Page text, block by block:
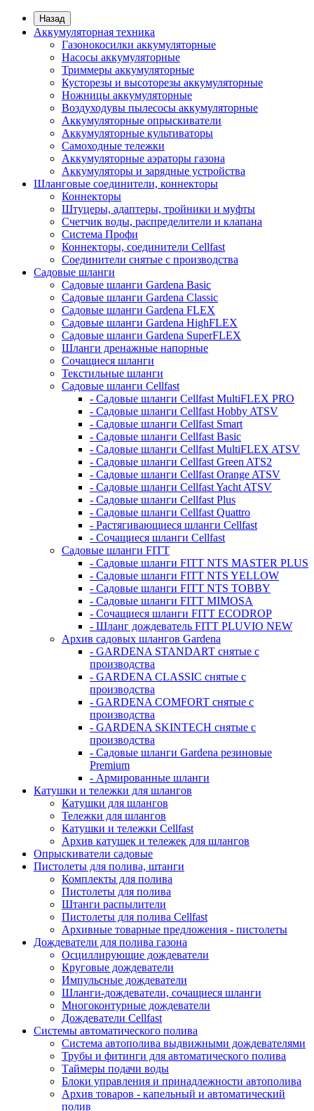
Назад
Аккумуляторная техника
Газонокосилки аккумуляторные
Насосы аккумуляторные
Триммеры аккумуляторные
Кусторезы и высоторезы аккумуляторные
Ножницы аккумуляторные
Воздуходувы пылесосы аккумуляторные
Аккумуляторные опрыскиватели
Аккумуляторные культиваторы
Самоходные тележки
Аккумуляторные аэраторы газона
Аккумуляторы и зарядные устройства
Шланговые соединители, коннекторы
Коннекторы
Штуцеры, адаптеры, тройники и муфты
Счетчик воды, распределители и клапана
Система Профи
Коннекторы, соединители Cellfast
Соединители снятые с производства
Садовые шланги
Садовые шланги Gardena Basic
Садовые шланги Gardena Classic
Садовые шланги Gardena FLEX
Садовые шланги Gardena HighFLEX
Садовые шланги Gardena SuperFLEX
Шланги дренажные напорные
Сочащиеся шланги
Текстильные шланги
Садовые шланги Cellfast
- Садовые шланги Cellfast MultiFLEX PRO
- Садовые шланги Cellfast Hobby ATSV
- Садовые шланги Cellfast Smart
- Садовые шланги Cellfast Basic
- Садовые шланги Cellfast MultiFLEX ATSV
- Садовые шланги Cellfast Green ATS2
- Садовые шланги Cellfast Orange ATSV
- Садовые шланги Cellfast Yacht ATSV
- Садовые шланги Cellfast Plus
- Садовые шланги Cellfast Quattro
- Растягивающиеся шланги Cellfast
- Сочащиеся шланги Cellfast
Садовые шланги FITT
- Садовые шланги FITT NTS MASTER PLUS
- Садовые шланги FITT NTS YELLOW
- Садовые шланги FITT NTS TOBBY
- Садовые шланги FITT MIMOSA
- Сочащиеся шланги FITT ECODROP
- Шланг дождеватель FITT PLUVIO NEW
Архив садовых шлангов Gardena
- GARDENA STANDART снятые с
производства
- GARDENA CLASSIC снятые с
производства
- GARDENA COMFORT снятые с
производства
- GARDENA SKINTECH снятые с
производства
- Садовые шланги Gardena резиновые
Premium
- Армированные шланги
Катушки и тележки для шлангов
Катушки для шлангов
Тележки для шлангов
Катушки и тележки Cellfast
Архив катушек и тележек для шлангов
Опрыскиватели садовые
Пистолеты для полива, штанги
Комплекты для полива
Пистолеты для полива
Штанги распылители
Пистолеты для полива Cellfast
Архивные товарные предложения - пистолеты
Дождеватели для полива газона
Осциллирующие дождеватели
Круговые дождеватели
Импульсные дождеватели
Шланги-дождеватели, сочащиеся шланги
Многоконтурные дождеватели
Дождеватели Cellfast
Системы автоматического полива
Система автополива выдвижными дождевателями
Трубы и фитинги для автоматического полива
Таймеры подачи воды
Блоки управления и принадлежности автополива
Архив товаров - капельный и автоматический
полив